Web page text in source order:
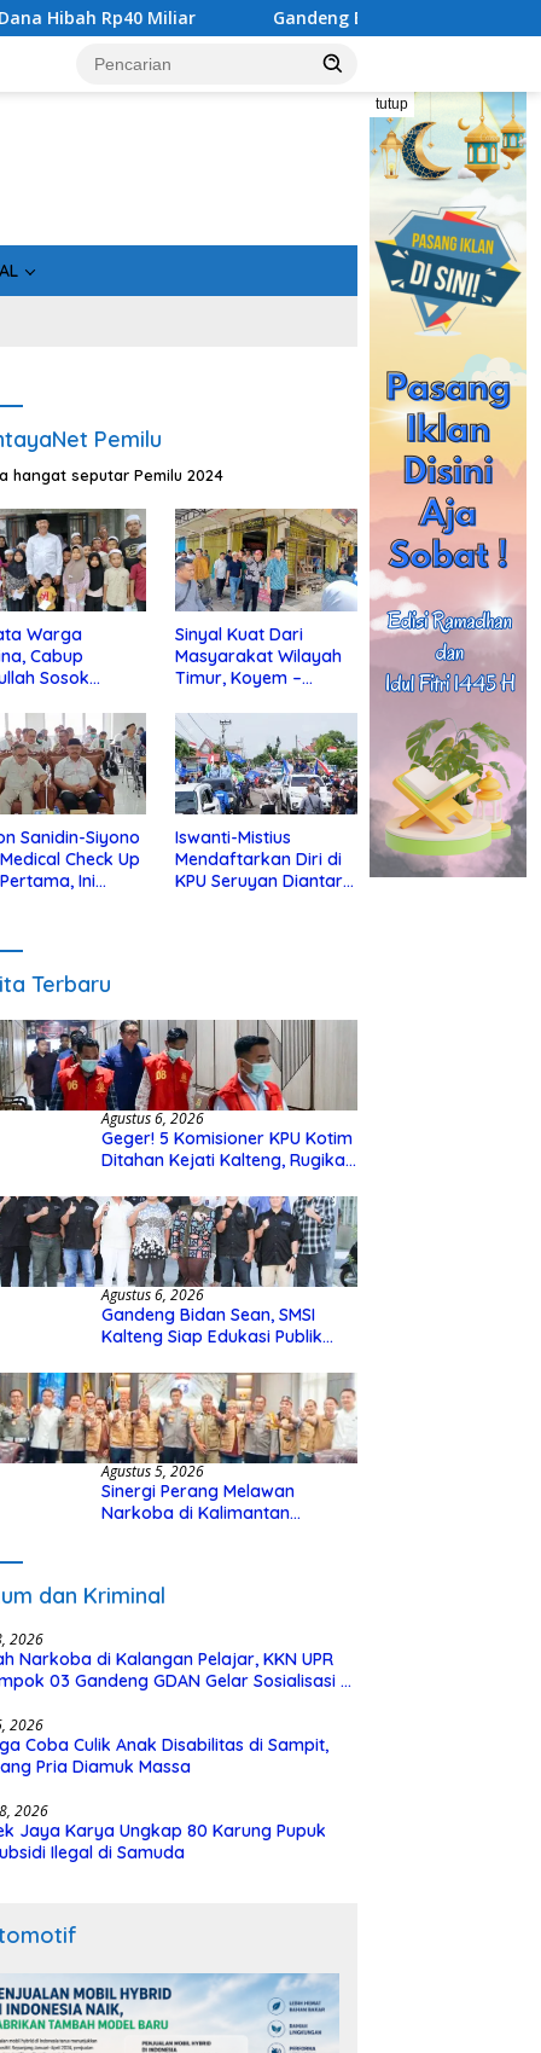
Miliar Gandeng Bidan Sean, SMSI Kalteng Siap
tutup
Pemilu
hangat seputar Pemilu 2024
Warga
Cabup
Sosok
Sinyal Kuat Dari
Masyarakat Wilayah
Timur, Koyem –
di Kotim
Sanidin-Siyono
Check Up
Ini
Iswanti-Mistius
Mendaftarkan Diri di
KPU Seruyan Diantar
Terbaru
Agustus 6, 2026
Geger! 5 Komisioner KPU Kotim
Ditahan Kejati Kalteng, Rugikan
Hibah Rp40 Miliar
Agustus 6, 2026
Gandeng Bidan Sean, SMSI
Kalteng Siap Edukasi Publik
Agustus 5, 2026
Sinergi Perang Melawan
Narkoba di Kalimantan
dan Kriminal
2026
Narkoba di Kalangan Pelajar, KKN UPR
03 Gandeng GDAN Gelar Sosialisasi di
2026
Coba Culik Anak Disabilitas di Sampit,
Pria Diamuk Massa
2026
Jaya Karya Ungkap 80 Karung Pupuk
Ilegal di Samuda